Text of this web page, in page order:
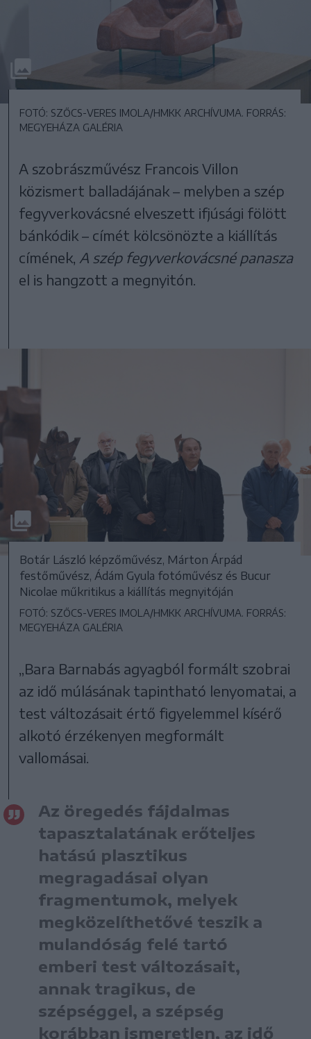
FOTÓ: SZŐCS-VERES IMOLA/HMKK ARCHÍVUMA. FORRÁS:
MEGYEHÁZA GALÉRIA
A szobrászművész Francois Villon
közismert balladájának – melyben a szép
fegyverkovácsné elveszett ifjúsági fölött
bánkódik – címét kölcsönözte a kiállítás
címének, A szép fegyverkovácsné panasza
el is hangzott a megnyitón.
Botár László képzőművész, Márton Árpád
festőművész, Ádám Gyula fotóművész és Bucur
Nicolae műkritikus a kiállítás megnyitóján
FOTÓ: SZŐCS-VERES IMOLA/HMKK ARCHÍVUMA. FORRÁS:
MEGYEHÁZA GALÉRIA
„Bara Barnabás agyagból formált szobrai
az idő múlásának tapintható lenyomatai, a
test változásait értő figyelemmel kísérő
alkotó érzékenyen megformált
vallomásai.
Az öregedés fájdalmas
tapasztalatának erőteljes
hatású plasztikus
megragadásai olyan
fragmentumok, melyek
megközelíthetővé teszik a
mulandóság felé tartó
emberi test változásait,
annak tragikus, de
szépséggel, a szépség
korábban ismeretlen, az idő